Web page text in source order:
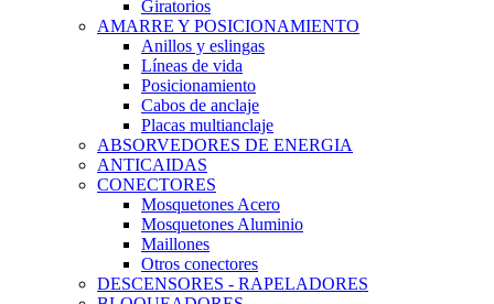
Giratorios
AMARRE Y POSICIONAMIENTO
Anillos y eslingas
Líneas de vida
Posicionamiento
Cabos de anclaje
Placas multianclaje
ABSORVEDORES DE ENERGIA
ANTICAIDAS
CONECTORES
Mosquetones Acero
Mosquetones Aluminio
Maillones
Otros conectores
DESCENSORES - RAPELADORES